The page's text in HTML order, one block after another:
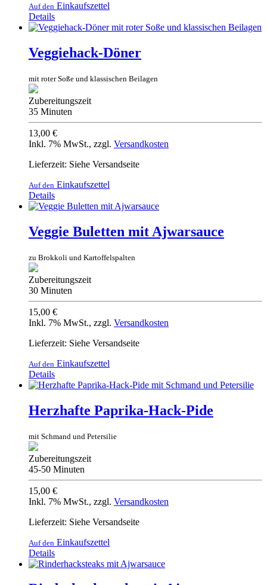
Auf den Einkaufszettel
Details
Veggiehack-Döner
mit roter Soße und klassischen Beilagen
Zubereitungszeit
35 Minuten
13,00 €
Inkl. 7% MwSt., zzgl. Versandkosten
Lieferzeit: Siehe Versandseite
Auf den Einkaufszettel
Details
Veggie Buletten mit Ajwarsauce
zu Brokkoli und Kartoffelspalten
Zubereitungszeit
30 Minuten
15,00 €
Inkl. 7% MwSt., zzgl. Versandkosten
Lieferzeit: Siehe Versandseite
Auf den Einkaufszettel
Details
Herzhafte Paprika-Hack-Pide
mit Schmand und Petersilie
Zubereitungszeit
45-50 Minuten
15,00 €
Inkl. 7% MwSt., zzgl. Versandkosten
Lieferzeit: Siehe Versandseite
Auf den Einkaufszettel
Details